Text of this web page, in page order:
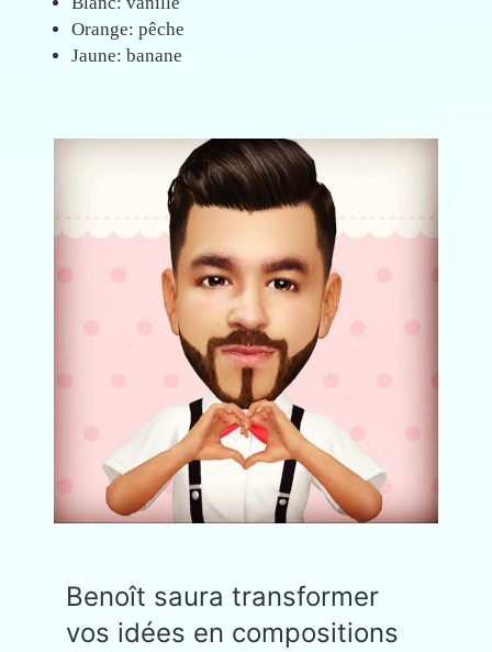
Orange: pêche
Jaune: banane
Benoît saura transformer
vos idées en compositions